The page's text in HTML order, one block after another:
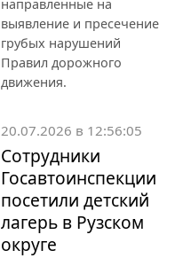
направленные на
выявление и пресечение
грубых нарушений
Правил дорожного
движения.
20.07.2026 в 12:56:05
Сотрудники
Госавтоинспекции
посетили детский
лагерь в Рузском
округе